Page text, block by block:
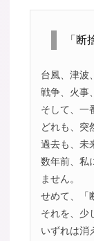
「
台風、津波
戦争、火事
そして、一
どれも、突
過去も、未
数年前、私
ません。
せめて、「
それを、少
いずれは消